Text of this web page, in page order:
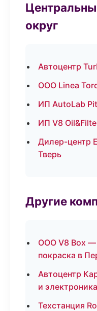
округ
Автоцентр
ООО Linea
ИП AutoLab
ИП V8
Дилер-центр
Тверь
Другие
ООО V8 Box —
покраска в
Автоцентр
и
Техстанция